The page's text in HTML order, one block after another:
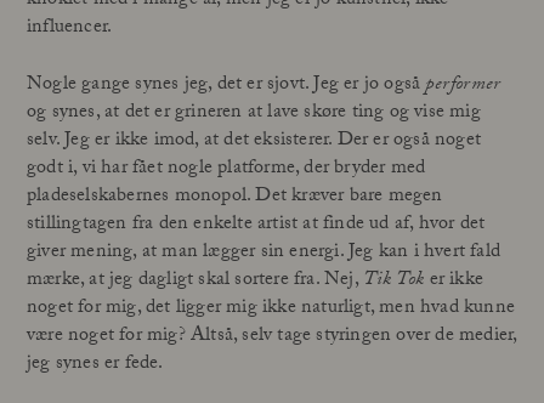
influencer.
Nogle gange synes jeg, det er sjovt. Jeg er jo ogsåperformer
og synes, at det er grineren at lave skøre ting og vise mig
selv. Jeg er ikke imod, at det eksisterer. Der er også noget
godt i, vi har fået nogle platforme, der bryder med
pladeselskabernes monopol. Det kræver bare megen
stillingtagen fra den enkelte artist at finde ud af, hvor det
giver mening, at man lægger sin energi. Jeg kan i hvert fald
mærke, at jeg dagligt skal sortere fra. Nej, Tik Toker ikke
noget for mig, det ligger mig ikke naturligt, men hvad kunne
være noget for mig? Altså, selv tage styringen over de medier,
jeg synes er fede.